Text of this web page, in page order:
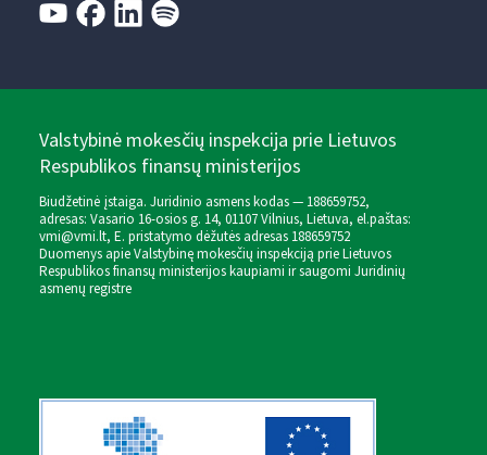
Valstybinė mokesčių inspekcija prie Lietuvos
Respublikos finansų ministerijos
Biudžetinė įstaiga. Juridinio asmens kodas — 188659752,
adresas: Vasario 16-osios g. 14, 01107 Vilnius, Lietuva, el.paštas:
vmi@vmi.lt, E. pristatymo dėžutės adresas 188659752
Duomenys apie Valstybinę mokesčių inspekciją prie Lietuvos
Respublikos finansų ministerijos kaupiami ir saugomi Juridinių
asmenų registre